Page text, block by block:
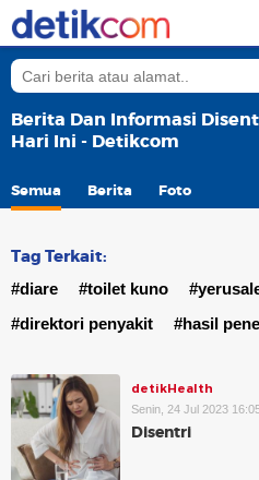
Berita Dan Informasi
Hari Ini - Detikcom
Semua Berita Foto
Tag Terkait:
#diare #toilet kuno
#direktori penyakit
#hasil
detikHealth
Senin, 24 Jul 2023
Disentri